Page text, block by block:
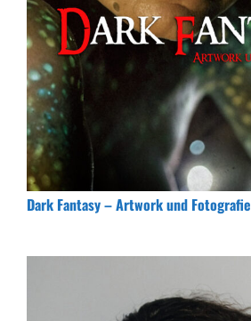
Dark Fantasy – Artwork und Fotografie